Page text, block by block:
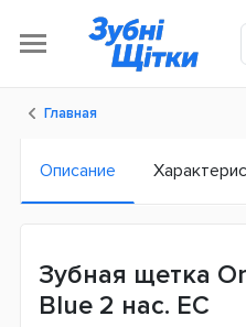
Главная
Описание
Зубная щетка
Blue 2 нас. ЕС